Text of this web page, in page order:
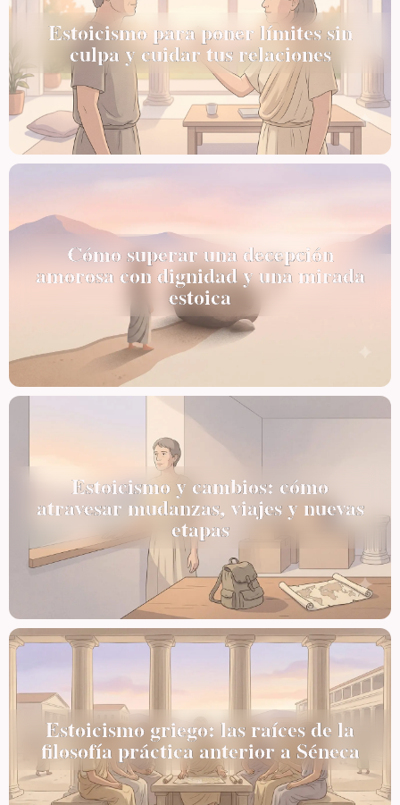
Estoicismo para poner límites sin
culpa y cuidar tus relaciones
Cómo superar una decepción
amorosa con dignidad y una mirada
estoica
Estoicismo y cambios: cómo
atravesar mudanzas, viajes y nuevas
etapas
Estoicismo griego: las raíces de la
filosofía práctica anterior a Séneca